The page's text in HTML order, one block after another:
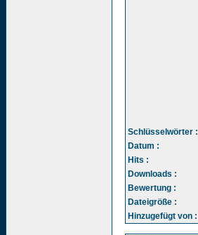
Schlüsselwörter :
Datum :
Hits :
Downloads :
Bewertung :
Dateigröße :
Hinzugefügt von :